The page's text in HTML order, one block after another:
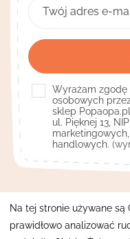
Kontakt
Pomocne linki
Wyrażam zgodę
osobowych
sklep
ul. Pięknej 13,
handlowych.
Na tej stronie używane są
prawidłowo analizować